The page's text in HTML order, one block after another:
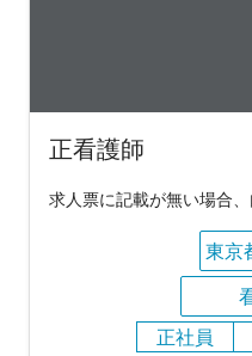
正看護師
求人票に記載が無い場合
東京
正社員